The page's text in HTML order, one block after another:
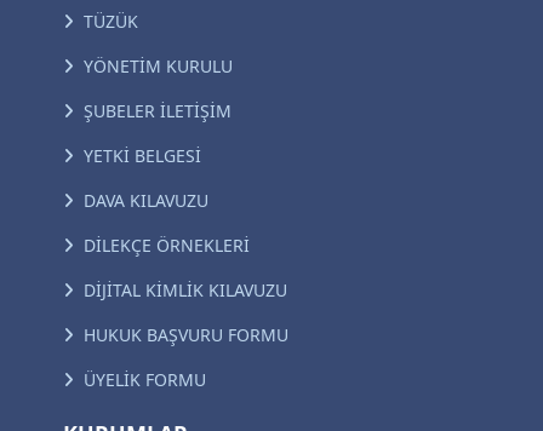
TÜZÜK
YÖNETİM KURULU
ŞUBELER İLETİŞİM
YETKİ BELGESİ
DAVA KILAVUZU
DİLEKÇE ÖRNEKLERİ
DİJİTAL KİMLİK KILAVUZU
HUKUK BAŞVURU FORMU
ÜYELİK FORMU